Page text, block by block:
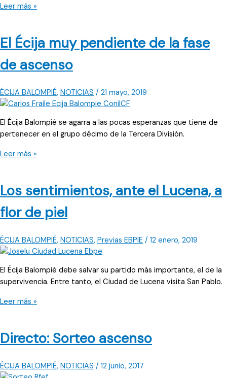
A
minutos
la
Leer más »
El Écija muy pendiente de la fase
de ascenso
ÉCIJA BALOMPIÉ, NOTICIAS / 21 mayo, 2019
El Écija Balompié se agarra a las pocas esperanzas que tiene de
pertenecer en el grupo décimo de la Tercera División.
El
pendiente
la
de
ascenso
Leer más »
Los sentimientos, ante el Lucena, a
flor de piel
ÉCIJA BALOMPIÉ, NOTICIAS, Previas EBPIE / 12 enero, 2019
El Écija Balompié debe salvar su partido más importante, el de la
supervivencia. Entre tanto, el Ciudad de Lucena visita San Pablo.
Los
el
a
flor
Leer más »
Directo: Sorteo ascenso
ÉCIJA BALOMPIÉ, NOTICIAS / 12 junio, 2017